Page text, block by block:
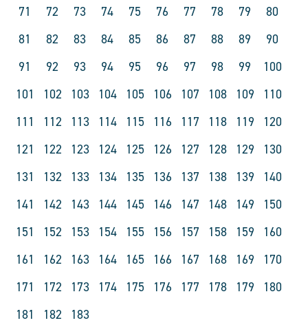
71
72 73 74 75 76 77 78 79
80
81
82 83 84 85 86 87 88 89
90
91
92 93 94 95 96 97 98 99
100
101
102 103 104 105 106 107 108 109
110
111
112 113 114 115 116 117 118 119
120
121
122 123 124 125 126 127 128 129
130
131
132 133 134 135 136 137 138 139
140
141
142 143 144 145 146 147 148 149
150
151
152 153 154 155 156 157 158 159
160
161
162 163 164 165 166 167 168 169
170
171
172 173 174 175 176 177 178 179
180
181
182 183